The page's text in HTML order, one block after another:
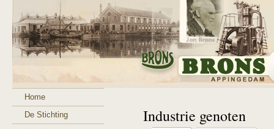
Industrie genoten
Home
De Stichting